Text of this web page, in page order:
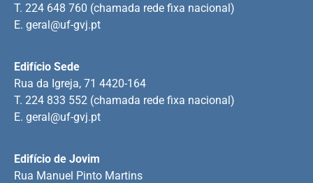
Edifício de Jovim
Rua Manuel Pinto Martins
Edifício Sede
Rua da Igreja, 71 4420-164
T. 224 833 552 (chamada rede fixa nacional)
E. geral@uf-gvj.pt
T. 224 648 760 (chamada rede fixa nacional)
E. geral@uf-gvj.pt